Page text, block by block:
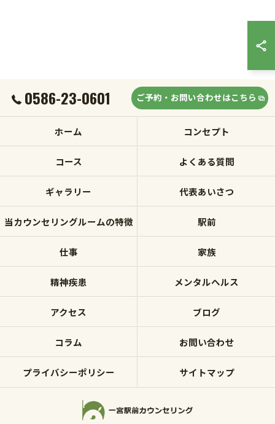
0586-23-0601 ご予約・お問い合わせはこちら
ホーム コンセプト
コース よくある質問
ギャラリー 代表あいさつ
当カウンセリングルームの特徴 駅前
仕事 家族
精神疾患 メンタルヘルス
アクセス ブログ
コラム お問い合わせ
プライバシーポリシー サイトマップ